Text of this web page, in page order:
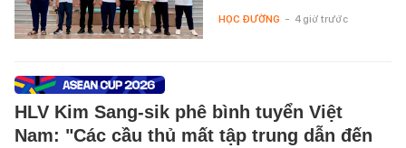
HỌC ĐƯỜNG - 4 giờ trước
HLV Kim Sang-sik phê bình tuyển Việt
Nam: "Các cầu thủ mất tập trung dẫn đến